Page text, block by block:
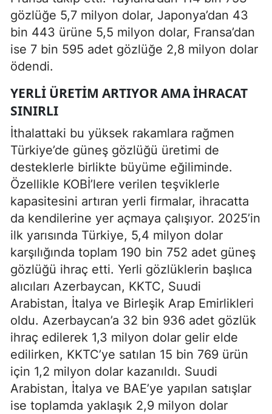
gözlüğe 5,7 milyon dolar, Japonya’dan 43
bin 443 ürüne 5,5 milyon dolar, Fransa’dan
ise 7 bin 595 adet gözlüğe 2,8 milyon dolar
ödendi.
YERLI ÜRETIM ARTIYOR AMA İHRACAT
SINIRLI
İthalattaki bu yüksek rakamlara rağmen
Türkiye’de güneş gözlüğü üretimi de
desteklerle birlikte büyüme eğiliminde.
Özellikle KOBİ’lere verilen teşviklerle
kapasitesini artıran yerli firmalar, ihracatta
da kendilerine yer açmaya çalışıyor. 2025’in
ilk yarısında Türkiye, 5,4 milyon dolar
karşılığında toplam 190 bin 752 adet güneş
gözlüğü ihraç etti. Yerli gözlüklerin başlıca
alıcıları Azerbaycan, KKTC, Suudi
Arabistan, İtalya ve Birleşik Arap Emirlikleri
oldu. Azerbaycan’a 32 bin 936 adet gözlük
ihraç edilerek 1,3 milyon dolar gelir elde
edilirken, KKTC’ye satılan 15 bin 769 ürün
için 1,2 milyon dolar kazanıldı. Suudi
Arabistan, İtalya ve BAE’ye yapılan satışlar
ise toplamda yaklaşık 2,9 milyon dolar